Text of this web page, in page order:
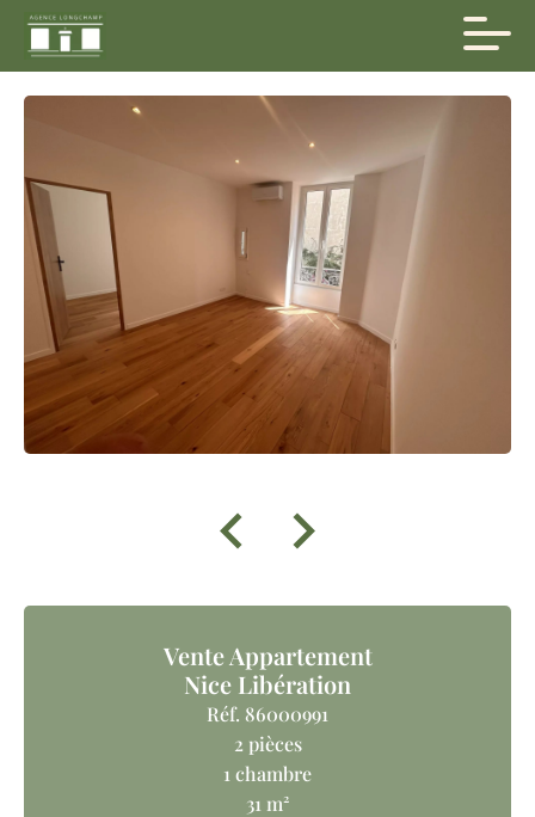
Vente Appartement
Nice Libération
Réf. 86000991
2 pièces
1 chambre
31 m²